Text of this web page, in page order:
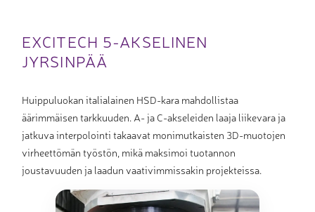
EXCITECH 5-AKSELINEN
JYRSINPÄÄ
Huippuluokan italialainen HSD-kara mahdollistaa
äärimmäisen tarkkuuden. A- ja C-akseleiden laaja liikevara ja
jatkuva interpolointi takaavat monimutkaisten 3D-muotojen
virheettömän työstön, mikä maksimoi tuotannon
joustavuuden ja laadun vaativimmissakin projekteissa.